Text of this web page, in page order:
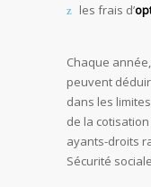
les frais d’
Chaque
peuvent
dans les
de la
ayants-droits
Sécurité